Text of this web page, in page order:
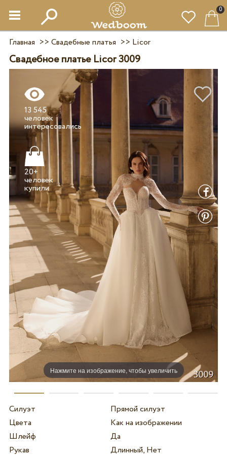
0
Главная >> Свадебные платья >> Licor
Свадебное платье Licor 3009
Нажмите на изображение, чтобы увеличить
13 545
человек
20+
человек
купили
Силуэт
Прямой силуэт
Цвета
Как на изображении
Шлейф
Да
Рукав
Длинный, Нет